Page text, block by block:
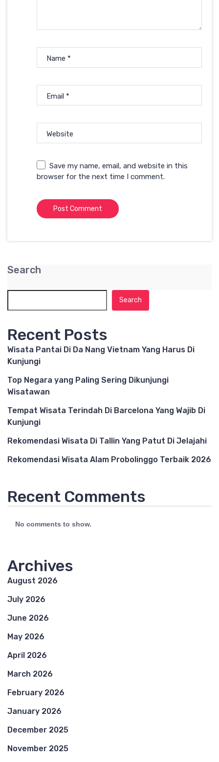
Name *
Email *
Website
Save my name, email, and website in this
browser for the next time I comment.
Search
Search
Recent Posts
Wisata Pantai Di Da Nang Vietnam Yang Harus Di
Kunjungi
Top Negara yang Paling Sering Dikunjungi
Wisatawan
Tempat Wisata Terindah Di Barcelona Yang Wajib Di
Kunjungi
Rekomendasi Wisata Di Tallin Yang Patut Di Jelajahi
Rekomendasi Wisata Alam Probolinggo Terbaik 2026
Recent Comments
No comments to show.
Archives
August 2026
July 2026
June 2026
May 2026
April 2026
March 2026
February 2026
January 2026
December 2025
November 2025